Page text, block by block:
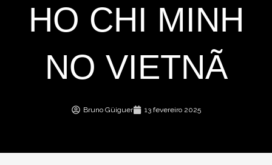
HO CHI MINH
NO VIETNÃ
Bruno Güiguer 13 fevereiro 2025